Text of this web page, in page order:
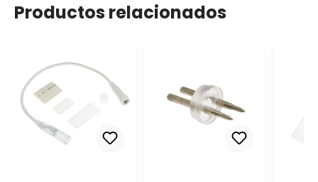
Productos relacionados